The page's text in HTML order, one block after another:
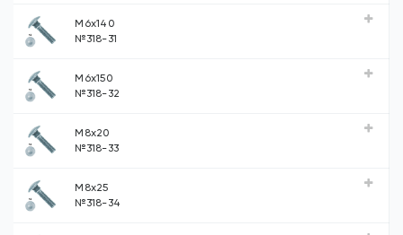
М6х140
№318-31
М6х150
№318-32
М8х20
№318-33
М8х25
№318-34